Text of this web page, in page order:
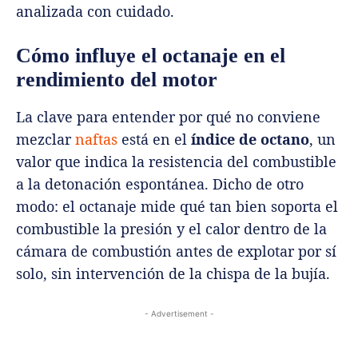
analizada con cuidado.
Cómo influye el octanaje en el
rendimiento del motor
La clave para entender por qué no conviene
mezclarnaftas está en el índice de octano, un
valor que indica la resistencia del combustible
a la detonación espontánea. Dicho de otro
modo: el octanaje mide qué tan bien soporta el
combustible la presión y el calor dentro de la
cámara de combustión antes de explotar por sí
solo, sin intervención de la chispa de la bujía.
- Advertisement -